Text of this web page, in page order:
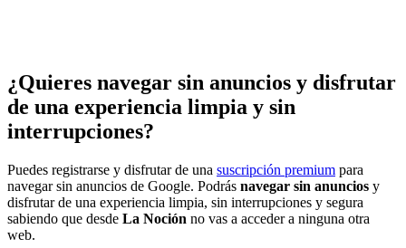
¿Quieres navegar sin anuncios y disfrutar
de una experiencia limpia y sin
interrupciones?
Puedes registrarse y disfrutar de una suscripción premium para
navegar sin anuncios de Google. Podrás navegar sin anuncios y
disfrutar de una experiencia limpia, sin interrupciones y segura
sabiendo que desde La Noción no vas a acceder a ninguna otra
web.